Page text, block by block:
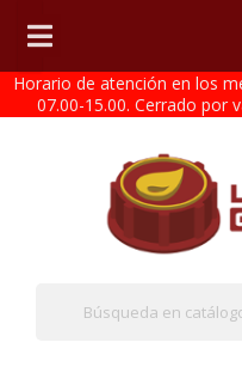
Horario de atención en los
07.00-15.00. Cerrado por